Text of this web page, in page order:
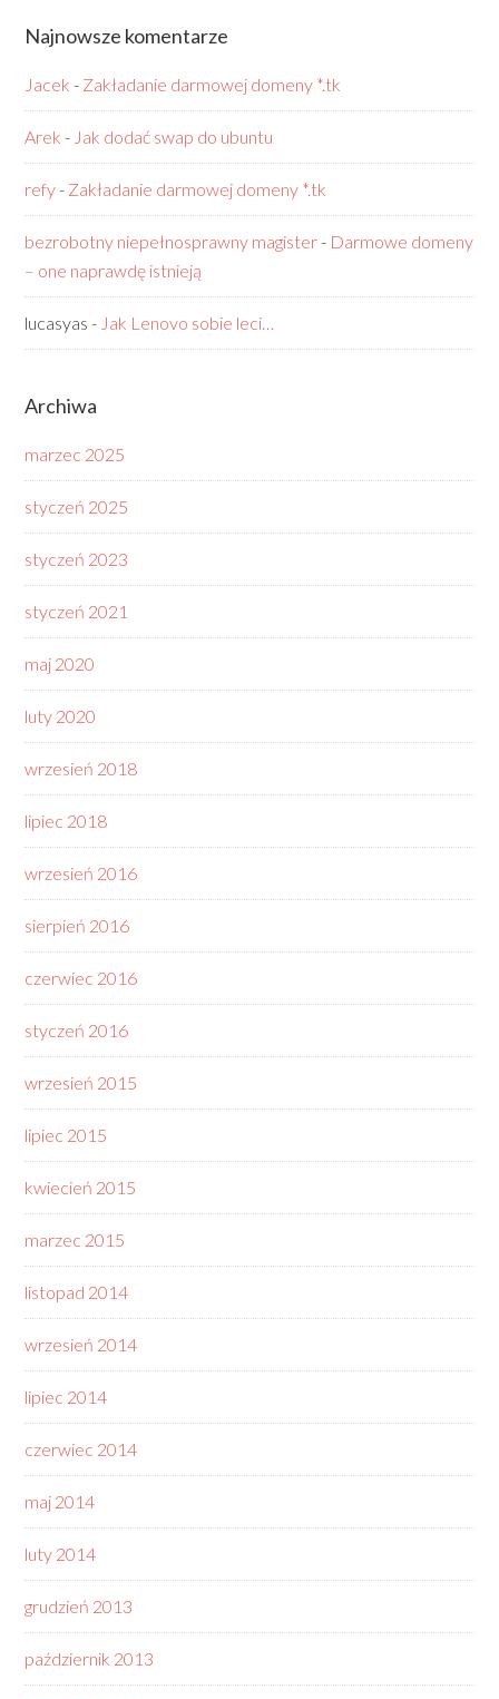
Najnowsze komentarze
Jacek - Zakładanie darmowej domeny *.tk
Arek - Jak dodać swap do ubuntu
refy- Zakładanie darmowej domeny *.tk
bezrobotny niepełnosprawny magister- Darmowe domeny
– one naprawdę istnieją
lucasyas - Jak Lenovo sobie leci…
Archiwa
marzec 2025
styczeń 2025
styczeń 2023
styczeń 2021
maj 2020
luty 2020
wrzesień 2018
lipiec 2018
wrzesień 2016
sierpień 2016
czerwiec 2016
styczeń 2016
wrzesień 2015
lipiec 2015
kwiecień 2015
marzec 2015
listopad 2014
wrzesień 2014
lipiec 2014
czerwiec 2014
maj 2014
luty 2014
grudzień 2013
październik 2013